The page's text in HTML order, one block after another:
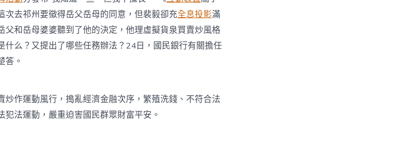
次去祁州要徵得岳父岳母的同意，但裴毅卻充全息投影滿
父和岳母婆婆聽到了他的決定，他理虛擬貨泉買賣炒風格
什么？又提出了哪些任務辦法？24日，國民銀行有關擔任
答。
炒作運動風行，搗亂經濟金融次序，繁殖洗錢、不符合法
犯法運動，嚴重迫害國民群眾財富平安。